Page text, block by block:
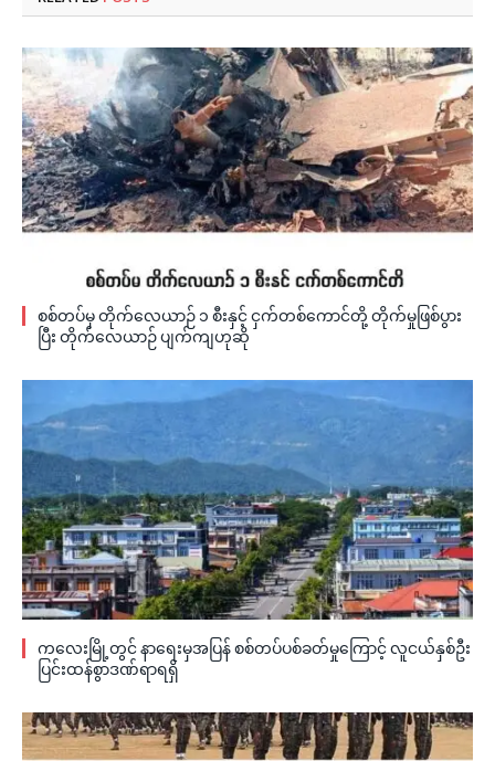
စစ်တပ်မှ တိုက်လေယာဉ် ၁ စီးနှင့် ငှက်တစ်ကောင်တို့ တိုက်မှုဖြစ်ပွား
ပြီး တိုက်လေယာဉ် ပျက်ကျဟုဆို
ကလေးမြို့တွင် နာရေးမှအပြန် စစ်တပ်ပစ်ခတ်မှုကြောင့် လူငယ်နှစ်ဦး
ပြင်းထန်စွာဒဏ်ရာရရှိ